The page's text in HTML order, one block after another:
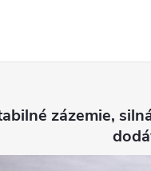
zázemie,